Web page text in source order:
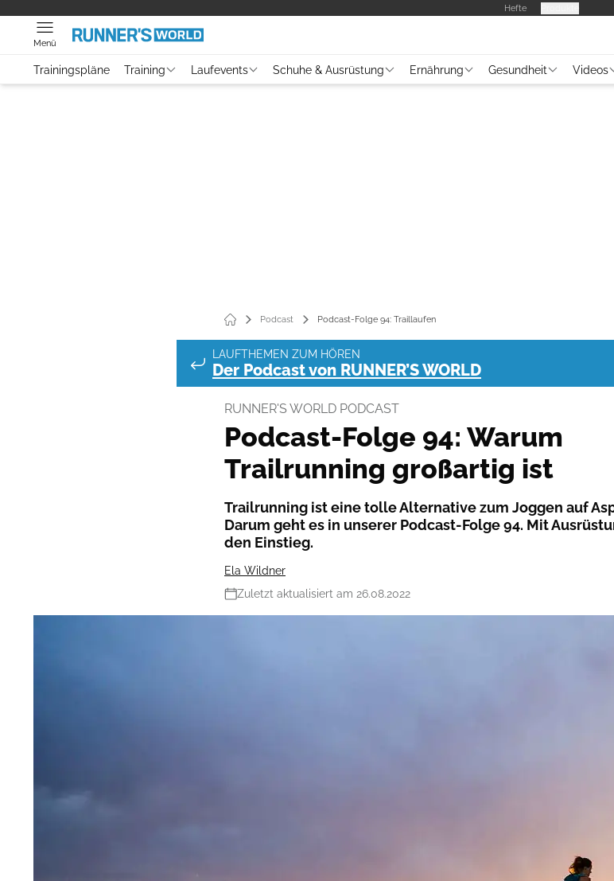
Hefte
Menü
Trainingspläne Training Laufevents Schuhe & Ausrüstung Ernährung Gesundheit Videos
Podcast Podcast-Folge 94: Traillaufen
LAUFTHEMEN ZUM HÖREN
Der Podcast von RUNNER’S WORLD
RUNNER'S WORLD PODCAST
Podcast-Folge 94: Warum
Trailrunning großartig ist
Trailrunning ist eine tolle Alternative zum Joggen auf
Darum geht es in unserer Podcast-Folge 94. Mit
den Einstieg.​
Ela Wildner
Zuletzt aktualisiert am 26.08.2022